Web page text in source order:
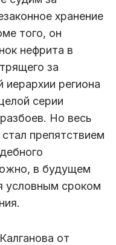
хранение
того, он
нефрита в
за
иерархии региона
серии
Но весь
препятствием
в будущем
условным сроком
от